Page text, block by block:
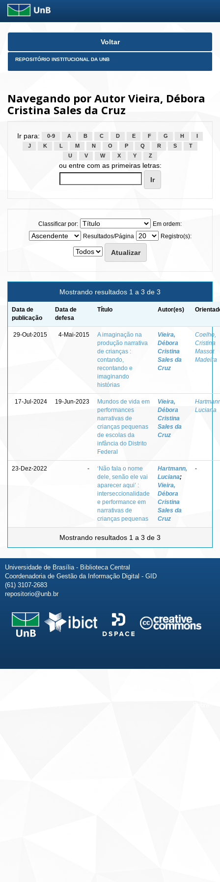
Skip
Voltar
REPOSITÓRIO INSTITUCIONAL DA UNB
Navegando por Autor Vieira, Débora
Cristina Sales da Cruz
Ir para: 0-9 A B C D E F G H
J
K L M N O P Q R S
T
U
V W X Y Z
ou entre com as primeiras letras:
Classificar por:
Em ordem:
Resultados/Página
Registro(s):
Mostrando resultados 1 a 3 de 3
Data de
publicação
Data de
defesa
Título Autor(es)
29-Out-2015 4-Mai-2015
A imaginação na
produção narrativa
de crianças :
contando,
recontando e
imaginando
histórias
Vieira,
Débora
Cristina
Sales da
Cruz
Coelho,
Cristina
Massot
Madeira
17-Jul-2024 19-Jun-2023
Mundos de vida em
performances
narrativas de
crianças pequenas
de escolas da
infância do Distrito
Federal
Vieira,
Débora
Cristina
Sales da
Cruz
Luciana
23-Dez-2022 -
‘Não fala o nome
dele, senão ele vai
aparecer aqui’ :
interseccionalidade
e performance em
narrativas de
crianças pequenas
Hartmann,
Luciana;
Vieira,
Débora
Cristina
Sales da
Cruz
-
Mostrando resultados 1 a 3 de 3
Universidade de Brasília - Biblioteca Central
Coordenadoria de Gestão da Informação Digital - GID
(61) 3107-2683
repositorio@unb.br